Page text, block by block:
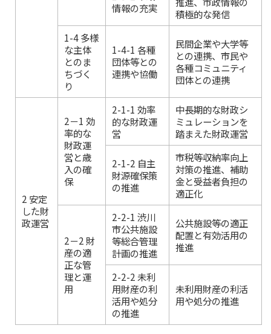
情報の充実
積極的な発信
1-4 多様
な主体
とのま
ちづく
り
1-4-1 各種
団体等との
連携や協働
民間企業や大学等
との連携、市民や
各種コミュニティ
団体との連携
2 安定
した財
政運営
2－1 効
率的な
財政運
営と歳
入の確
保
2-1-1 効率
的な財政運
営
中長期的な財政シ
ミュレーションを
踏まえた財政運営
2-1-2 自主
財源確保策
の推進
市税等収納率向上
対策の推進、補助
金と受益者負担の
適正化
2－2 財
産の適
正な管
理と運
用
2-2-1 渋川
市公共施設
等総合管理
計画の推進
公共施設等の適正
配置と有効活用の
推進
2-2-2 未利
用財産の利
活用や処分
の推進
未利用財産の利活
用や処分の推進